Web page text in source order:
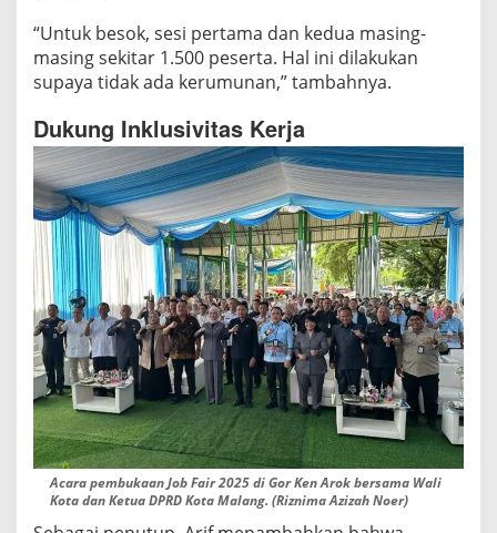
“Untuk besok, sesi pertama dan kedua masing-
masing sekitar 1.500 peserta. Hal ini dilakukan
supaya tidak ada kerumunan,” tambahnya.
Dukung Inklusivitas Kerja
Acara pembukaan Job Fair 2025 di Gor Ken Arok bersama Wali
Kota dan Ketua DPRD Kota Malang. (Riznima Azizah Noer)